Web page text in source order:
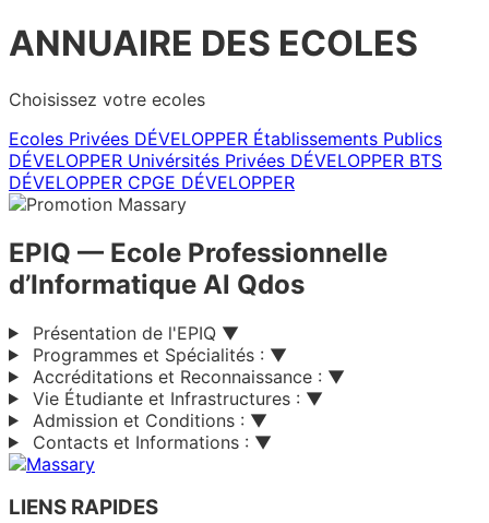
ANNUAIRE DES ECOLES
Choisissez votre ecoles
Ecoles Privées DÉVELOPPER Établissements Publics
DÉVELOPPER Univérsités Privées DÉVELOPPER BTS
DÉVELOPPER CPGE DÉVELOPPER
EPIQ — Ecole Professionnelle
d’Informatique Al Qdos
Présentation de l'EPIQ ▼
Programmes et Spécialités : ▼
Accréditations et Reconnaissance : ▼
Vie Étudiante et Infrastructures : ▼
Admission et Conditions : ▼
Contacts et Informations : ▼
LIENS RAPIDES